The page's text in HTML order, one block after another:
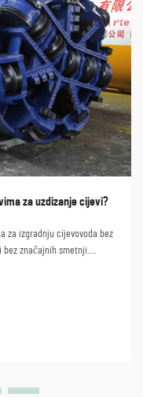
za uzdizanje cijevi?
za izgradnju cijevovoda bez
značajnih smetnji.